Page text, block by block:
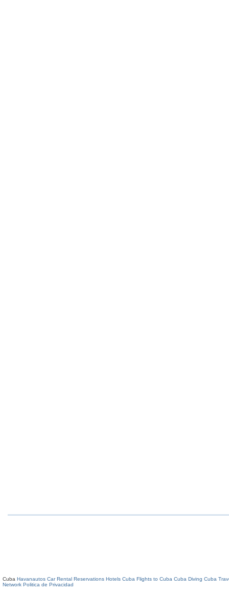
Cuba Havanautos Car Rental Reservations Hotels Cuba Flights to Cuba Cuba Diving Cuba
Network Politica de Privacidad